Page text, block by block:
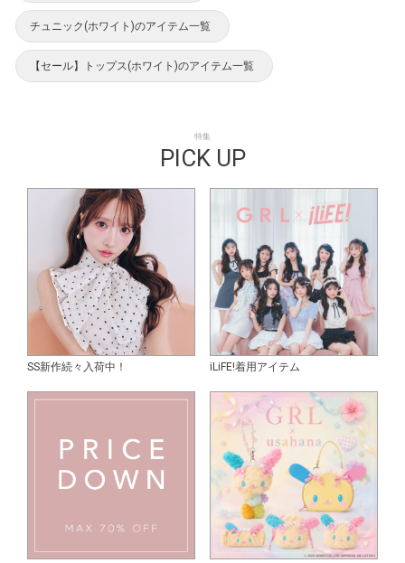
チュニック(ホワイト)のアイテム一覧
【セール】トップス(ホワイト)のアイテム一覧
特集
PICK UP
SS新作続々入荷中！ iLiFE!着用アイテム